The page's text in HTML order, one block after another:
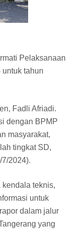
Pelaksanaan
tahun
Fadli Afriadi.
dengan BPMP
masyarakat,
tingkat SD,
2024).
teknis,
untuk
dalam jalur
yang